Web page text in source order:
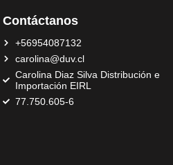
Contáctanos
+56954087132
carolina@duv.cl
Carolina Diaz Silva Distribución e
Importación EIRL
77.750.605-6